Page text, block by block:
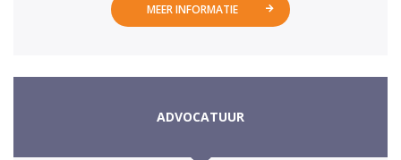
MEER INFORMATIE
ADVOCATUUR